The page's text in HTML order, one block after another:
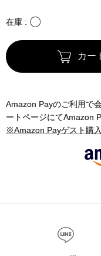
在庫 〇
カー
Amazon Payのご利用で
ートページにてAmazon
※Amazon Payゲスト購